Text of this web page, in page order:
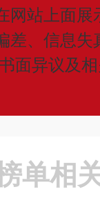
网站上面
差、信息
面异议及
单相